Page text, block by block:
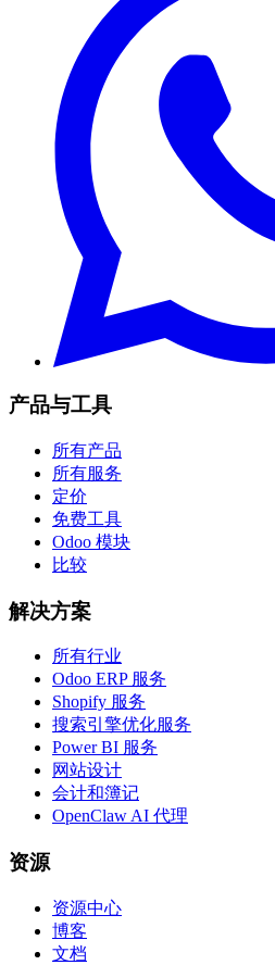
产品与工具
所有产品
所有服务
定价
免费工具
Odoo 模块
比较
解决方案
所有行业
Odoo ERP 服务
Shopify 服务
搜索引擎优化服务
Power BI 服务
网站设计
会计和簿记
OpenClaw AI 代理
资源
资源中心
博客
文档